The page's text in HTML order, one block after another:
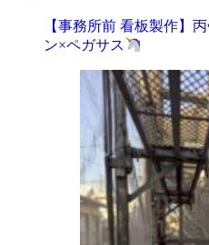
【事務所前 看板製作】
ン×ペガサス